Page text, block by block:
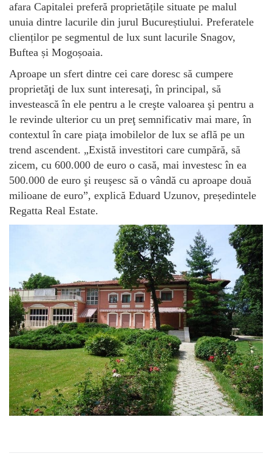
afara Capitalei preferă proprietățile situate pe malul
unuia dintre lacurile din jurul Bucureștiului. Preferatele
clienților pe segmentul de lux sunt lacurile Snagov,
Buftea și Mogoșoaia.
Aproape un sfert dintre cei care doresc să cumpere
proprietăţi de lux sunt interesaţi, în principal, să
investească în ele pentru a le creşte valoarea şi pentru a
le revinde ulterior cu un preţ semnificativ mai mare, în
contextul în care piaţa imobilelor de lux se află pe un
trend ascendent. „Există investitori care cumpără, să
zicem, cu 600.000 de euro o casă, mai investesc în ea
500.000 de euro şi reuşesc să o vândă cu aproape două
milioane de euro”, explică Eduard Uzunov, președintele
Regatta Real Estate.